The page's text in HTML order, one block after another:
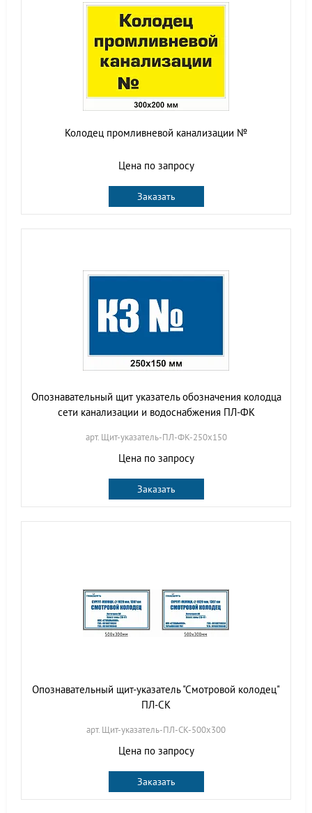
Колодец промливневой канализации №
Цена по запросу
Заказать
Опознавательный щит указатель обозначения колодца
сети канализации и водоснабжения ПЛ-ФК
арт. Щит-указатель-ПЛ-ФК-250х150
Цена по запросу
Заказать
Опознавательный щит-указатель "Смотровой колодец"
ПЛ-СК
арт. Щит-указатель-ПЛ-СК-500х300
Цена по запросу
Заказать